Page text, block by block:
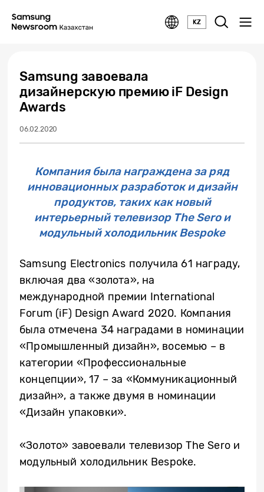
KZ
Samsung завоевала
дизайнерскую премию iF Design
Awards
06.02.2020
Компания была награждена за ряд
инновационных разработок и дизайн
продуктов, таких как новый
интерьерный телевизор The Sero и
модульный холодильник Bespoke
Samsung Electronics получила 61 награду,
включая два «золота», на
международной премии International
Forum (iF) Design Award 2020. Компания
была отмечена 34 наградами в номинации
«Промышленный дизайн», восемью – в
категории «Профессиональные
концепции», 17 – за «Коммуникационный
дизайн», а также двумя в номинации
«Дизайн упаковки».
«Золото» завоевали телевизор The Sero и
модульный холодильник Bespoke.